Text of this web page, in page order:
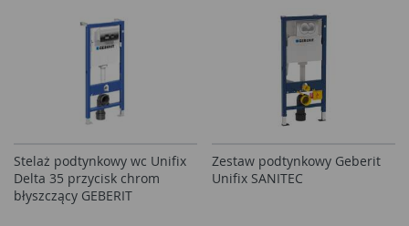
Stelaż podtynkowy wc Unifix
Delta 35 przycisk chrom
błyszczący GEBERIT
Zestaw podtynkowy Geberit
Unifix SANITEC